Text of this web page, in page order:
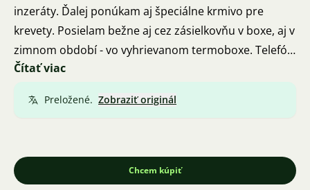
inzeráty. Ďalej ponúkam aj špeciálne krmivo pre
krevety. Posielam bežne aj cez zásielkovňu v boxe, aj v
zimnom období - vo vyhrievanom termoboxe. Telefón
732439548. Staré Mesto pri Uh. Hradišti.
Čítať viac
Preložené. Zobraziť originál
Chcem kúpiť